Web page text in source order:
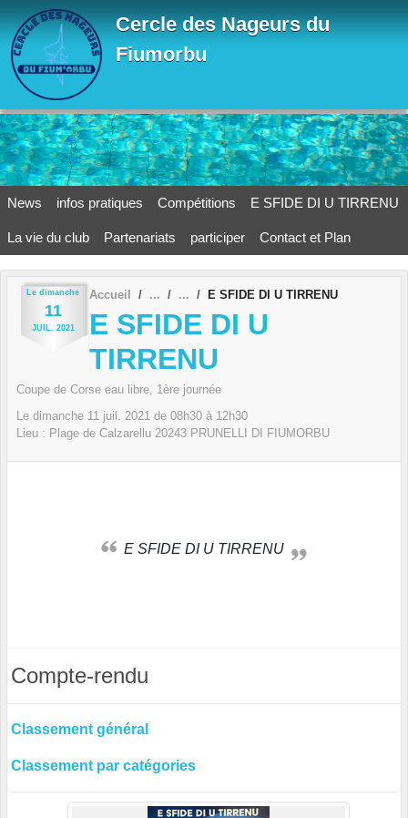
Cercle des Nageurs du
Fiumorbu
News infos pratiques Compétitions E SFIDE DI U TIRRENU
La vie du club Partenariats participer Contact et Plan
Le dimanche
11
JUIL. 2021
Accueil E SFIDE DI U TIRRENU
E SFIDE DI U
TIRRENU
Coupe de Corse eau libre, 1ère journée
Le dimanche 11 juil. 2021 de 08h30 à 12h30
Lieu : Plage de Calzarellu 20243 PRUNELLI DI FIUMORBU
E SFIDE DI U TIRRENU
Compte-rendu
Classement général
Classement par catégories
Panneau de gestion des cookies